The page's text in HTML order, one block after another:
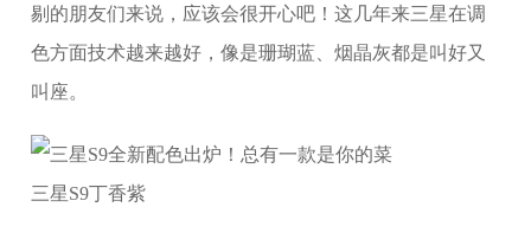
剔的朋友们来说，应该会很开心吧！这几年来三星在调
色方面技术越来越好，像是珊瑚蓝、烟晶灰都是叫好又
叫座。
三星S9丁香紫